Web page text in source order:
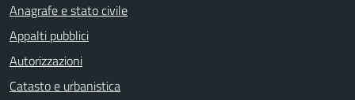
Anagrafe e stato civile
Appalti pubblici
Autorizzazioni
Catasto e urbanistica